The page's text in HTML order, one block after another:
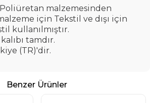
malzemesinden
için Tekstil ve dışı için
kullanılmıştır.
tamdır.
(TR)'dir.
Benzer Ürünler